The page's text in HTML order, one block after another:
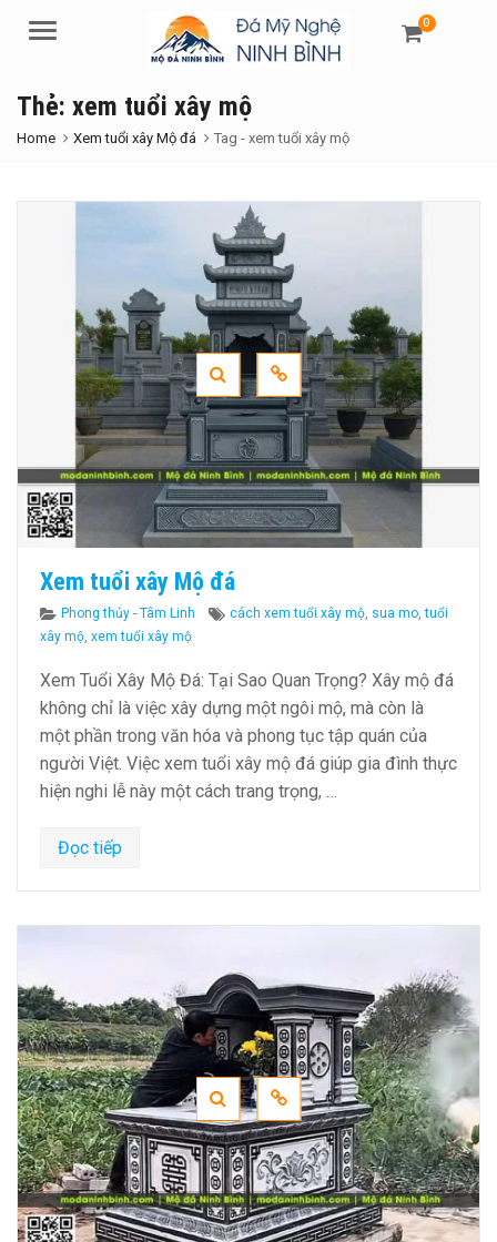
Menu
0
Thẻ: xem tuổi xây mộ
Home Xem tuổi xây Mộ đá Tag - xem tuổi xây mộ
Xem tuổi xây Mộ đá
Categories
Phong thủy - Tâm Linh Tags
cách xem tuổi xây mộ, sua mo,tuổi
xây mộ, xem tuổi xây mộ
Xem Tuổi Xây Mộ Đá: Tại Sao Quan Trọng? Xây mộ đá
không chỉ là việc xây dựng một ngôi mộ, mà còn là
một phần trong văn hóa và phong tục tập quán của
người Việt. Việc xem tuổi xây mộ đá giúp gia đình thực
hiện nghi lễ này một cách trang trọng, …
Đọc tiếp